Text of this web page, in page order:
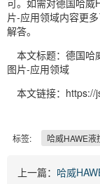
可。如需对德国哈威
片-应用领域内容更
解答。
本文标题：德国哈
图片-应用领域
本文链接：
标签: 哈威HAWE
上一篇： 哈威